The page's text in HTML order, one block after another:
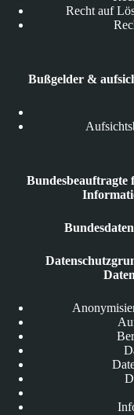
Recht auf
Bußgelder &
Bundesbeauftragte